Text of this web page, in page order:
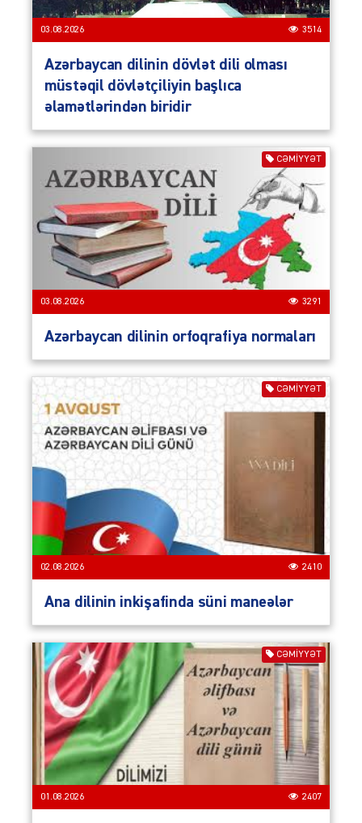
03.08.2026 3514
Azərbaycan dilinin dövlət dili olması
müstəqil dövlətçiliyin başlıca
əlamətlərindən biridir
CƏMIYYƏT
03.08.2026 3291
Azərbaycan dilinin orfoqrafiya normaları
CƏMIYYƏT
02.08.2026 2410
Ana dilinin inkişafinda süni maneələr
CƏMIYYƏT
01.08.2026 2407